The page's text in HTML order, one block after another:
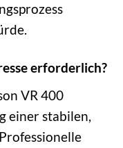
erforderlich?
VR 400
einer stabilen,